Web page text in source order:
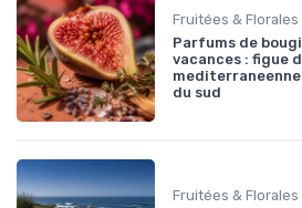
Fruitées & Florales
Parfums de
vacances : figue
du sud
Fruitées & Florales